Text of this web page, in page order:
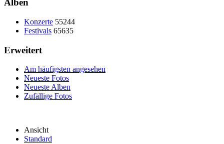
Alben
Konzerte 55244
Festivals 65635
Erweitert
Am häufigsten angesehen
Neueste Fotos
Neueste Alben
Zufällige Fotos
Ansicht
Standard